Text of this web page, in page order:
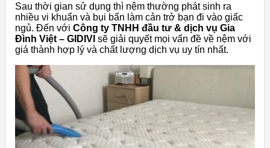
Sau thời gian sử dụng thì nệm thường phát sinh ra
nhiều vi khuẩn và bụi bẩn làm cản trở bạn đi vào giấc
ngủ. Đến với Công ty TNHH đầu tư & dịch vụ Gia
Đình Việt – GIDIVI sẽ giải quyết mọi vấn đề về nệm với
giá thành hợp lý và chất lượng dịch vụ uy tín nhất.